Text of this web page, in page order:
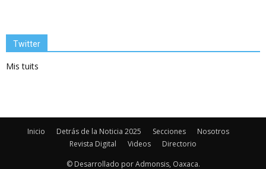
Twitter
Mis tuits
Inicio Detrás de la Noticia 2025 Secciones
Nosotros
Revista Digital
Videos
Directorio
© Desarrollado por Admonsis, Oaxaca.